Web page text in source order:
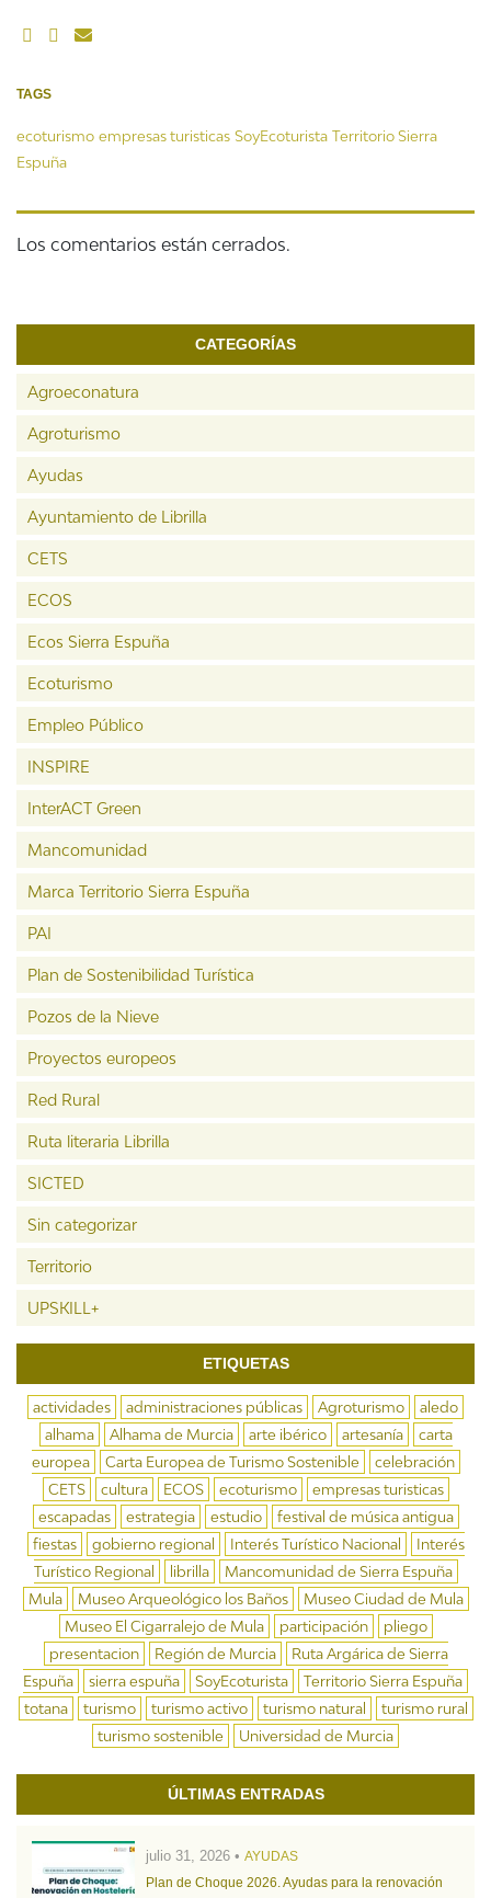
TAGS
ecoturismo empresas turisticas SoyEcoturista Territorio Sierra
Espuña
Los comentarios están cerrados.
CATEGORÍAS
Agroeconatura
Agroturismo
Ayudas
Ayuntamiento de Librilla
CETS
ECOS
Ecos Sierra Espuña
Ecoturismo
Empleo Público
INSPIRE
InterACT Green
Mancomunidad
Marca Territorio Sierra Espuña
PAI
Plan de Sostenibilidad Turística
Pozos de la Nieve
Proyectos europeos
Red Rural
Ruta literaria Librilla
SICTED
Sin categorizar
Territorio
UPSKILL+
ETIQUETAS
actividades administraciones públicas Agroturismo
aledo
alhama
Alhama de Murcia arte ibérico artesanía
carta
europea
Carta Europea de Turismo Sostenible
celebración
CETS
cultura ECOS ecoturismo
empresas turisticas
escapadas
estrategia estudio
festival de música antigua
fiestas
gobierno regional Interés Turístico Nacional
Interés
Turístico Regional
librilla
Mancomunidad de Sierra Espuña
Mula
Museo Arqueológico los Baños
Museo Ciudad de Mula
Museo El Cigarralejo de Mula
participación
pliego
presentacion
Región de Murcia
Ruta Argárica de Sierra
Espuña
sierra espuña SoyEcoturista
Territorio Sierra Espuña
totana
turismo turismo activo turismo natural
turismo rural
turismo sostenible
Universidad de Murcia
ÚLTIMAS ENTRADAS
julio 31, 2026 • AYUDAS
Plan de Choque 2026. Ayudas para la renovación